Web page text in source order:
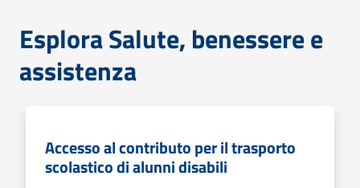
Esplora Salute, benessere e
assistenza
Accesso al contributo per il trasporto
scolastico di alunni disabili